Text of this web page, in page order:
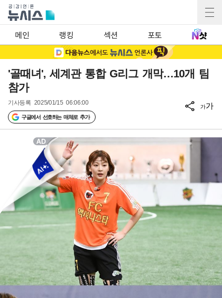
메인 랭킹 섹션 포토
'골때녀', 세계관 통합 G리그 개막…10개 팀
참가
기사등록 2025/01/15 06:06:00
구글에서 선호하는 매체로 추가
가가